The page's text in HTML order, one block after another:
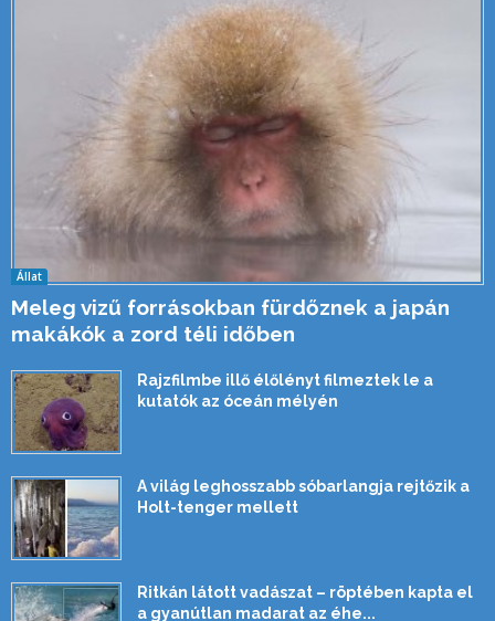
Állat
Meleg vizű forrásokban fürdőznek a japán
makákók a zord téli időben
Rajzfilmbe illő élőlényt filmeztek le a
kutatók az óceán mélyén
A világ leghosszabb sóbarlangja rejtőzik a
Holt-tenger mellett
Ritkán látott vadászat – röptében kapta el
a gyanútlan madarat az éhe...